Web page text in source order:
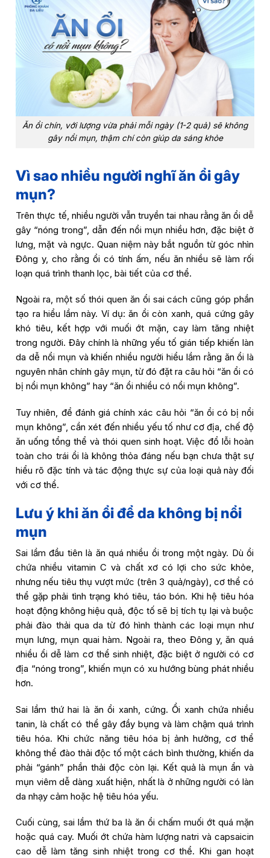
Ăn ổi chín, với lượng vừa phải mỗi ngày (1-2 quả) sẽ không
gây nổi mụn, thậm chí còn giúp da sáng khỏe
Vì sao nhiều người nghĩ ăn ổi gây
mụn?
Trên thực tế, nhiều người vẫn truyền tai nhau rằng ăn ổi dễ
gây “nóng trong”, dẫn đến nổi mụn nhiều hơn, đặc biệt ở
lưng, mặt và ngực. Quan niệm này bắt nguồn từ góc nhìn
Đông y, cho rằng ổi có tính ấm, nếu ăn nhiều sẽ làm rối
loạn quá trình thanh lọc, bài tiết của cơ thể.
Ngoài ra, một số thói quen ăn ổi sai cách cũng góp phần
tạo ra hiểu lầm này. Ví dụ: ăn ổi còn xanh, quá cứng gây
khó tiêu, kết hợp với muối ớt mặn, cay làm tăng nhiệt
trong người. Đây chính là những yếu tố gián tiếp khiến làn
da dễ nổi mụn và khiến nhiều người hiểu lầm rằng ăn ổi là
nguyên nhân chính gây mụn, từ đó đặt ra câu hỏi “ăn ổi có
bị nổi mụn không” hay “ăn ổi nhiều có nổi mụn không”.
Tuy nhiên, để đánh giá chính xác câu hỏi “ăn ổi có bị nổi
mụn không”, cần xét đến nhiều yếu tố như cơ địa, chế độ
ăn uống tổng thể và thói quen sinh hoạt. Việc đổ lỗi hoàn
toàn cho trái ổi là không thỏa đáng nếu bạn chưa thật sự
hiểu rõ đặc tính và tác động thực sự của loại quả này đối
với cơ thể.
Lưu ý khi ăn ổi để da không bị nổi
mụn
Sai lầm đầu tiên là ăn quá nhiều ổi trong một ngày. Dù ổi
chứa nhiều vitamin C và chất xơ có lợi cho sức khỏe,
nhưng nếu tiêu thụ vượt mức (trên 3 quả/ngày), cơ thể có
thể gặp phải tình trạng khó tiêu, táo bón. Khi hệ tiêu hóa
hoạt động không hiệu quả, độc tố sẽ bị tích tụ lại và buộc
phải đào thải qua da từ đó hình thành các loại mụn như
mụn lưng, mụn quai hàm. Ngoài ra, theo Đông y, ăn quá
nhiều ổi dễ làm cơ thể sinh nhiệt, đặc biệt ở người có cơ
địa “nóng trong”, khiến mụn có xu hướng bùng phát nhiều
hơn.
Sai lầm thứ hai là ăn ổi xanh, cứng. Ổi xanh chứa nhiều
tanin, là chất có thể gây đầy bụng và làm chậm quá trình
tiêu hóa. Khi chức năng tiêu hóa bị ảnh hưởng, cơ thể
không thể đào thải độc tố một cách bình thường, khiến da
phải “gánh” phần thải độc còn lại. Kết quả là mụn ẩn và
mụn viêm dễ dàng xuất hiện, nhất là ở những người có làn
da nhạy cảm hoặc hệ tiêu hóa yếu.
Cuối cùng, sai lầm thứ ba là ăn ổi chấm muối ớt quá mặn
hoặc quá cay. Muối ớt chứa hàm lượng natri và capsaicin
cao dễ làm tăng sinh nhiệt trong cơ thể. Khi gan hoạt